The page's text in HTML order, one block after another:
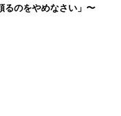
るのをやめなさい」〜